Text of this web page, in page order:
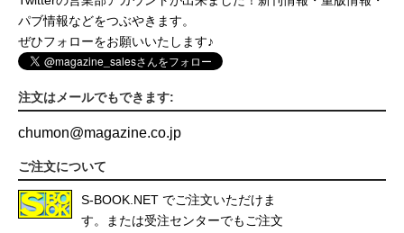
パブ情報などをつぶやきます。
ぜひフォローをお願いいたします♪
注文はメールでもできます:
chumon@magazine.co.jp
ご注文について
S-BOOK.NET でご注文いただけま
す。または受注センターでもご注文